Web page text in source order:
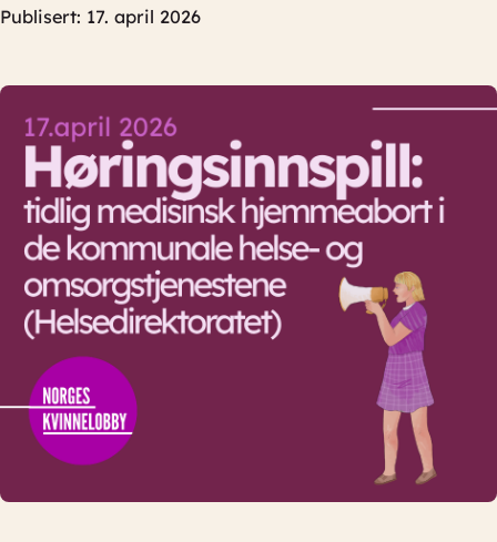
Publisert: 17. april 2026